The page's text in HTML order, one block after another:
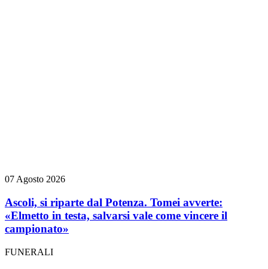
07 Agosto 2026
Ascoli, si riparte dal Potenza. Tomei avverte:
«Elmetto in testa, salvarsi vale come vincere il
campionato»
FUNERALI